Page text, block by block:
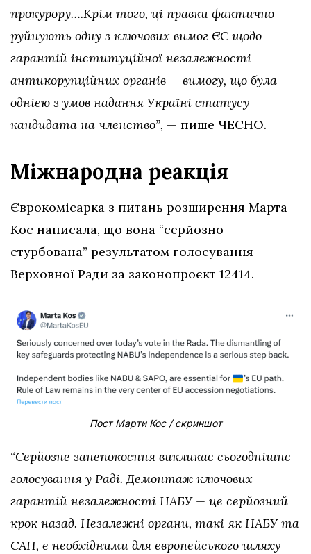
прокурору….Крім того, ці правки фактично
руйнують одну з ключових вимог ЄС щодо
гарантій інституційної незалежності
антикорупційних органів — вимогу, що була
однією з умов надання Україні статусу
кандидата на членство”, — пише ЧЕСНО.
Міжнародна реакція
Єврокомісарка з питань розширення Марта
Кос написала, що вона “серйозно
стурбована” результатом голосування
Верховної Ради за законопроєкт 12414.
Пост Марти Кос / скриншот
“Серйозне занепокоєння викликає сьогоднішнє
голосування у Раді. Демонтаж ключових
гарантій незалежності НАБУ — це серйозний
крок назад. Незалежні органи, такі як НАБУ та
САП, є необхідними для європейського шляху